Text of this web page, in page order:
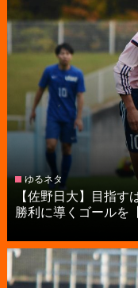
ゆるネタ
【佐野日大】目指
勝利に導くゴールを